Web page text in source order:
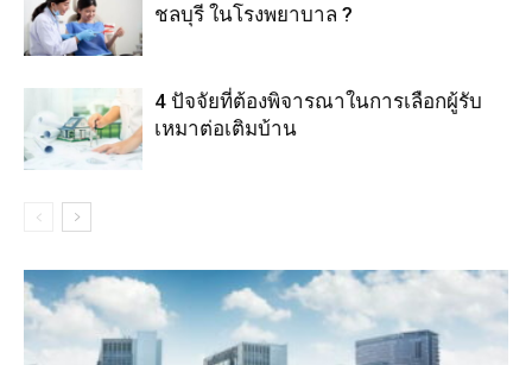
ชลบุรี ในโรงพยาบาล ?
4 ปัจจัยที่ต้องพิจารณาในการเลือกผู้รับ
เหมาต่อเติมบ้าน